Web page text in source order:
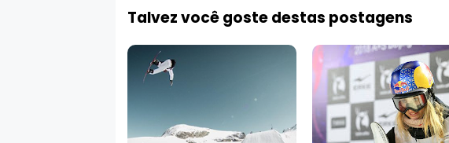
Talvez você goste destas postagens